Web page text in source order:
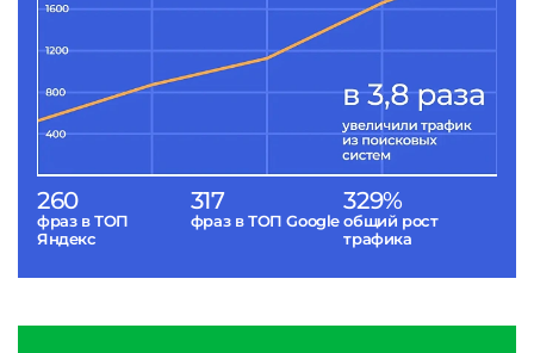
260
фраз в ТОП
Яндекс
317
фраз в ТОП Google
329%
общий рост
трафика